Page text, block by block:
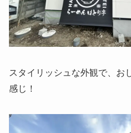
スタイリッシュな外観で、お
感じ！